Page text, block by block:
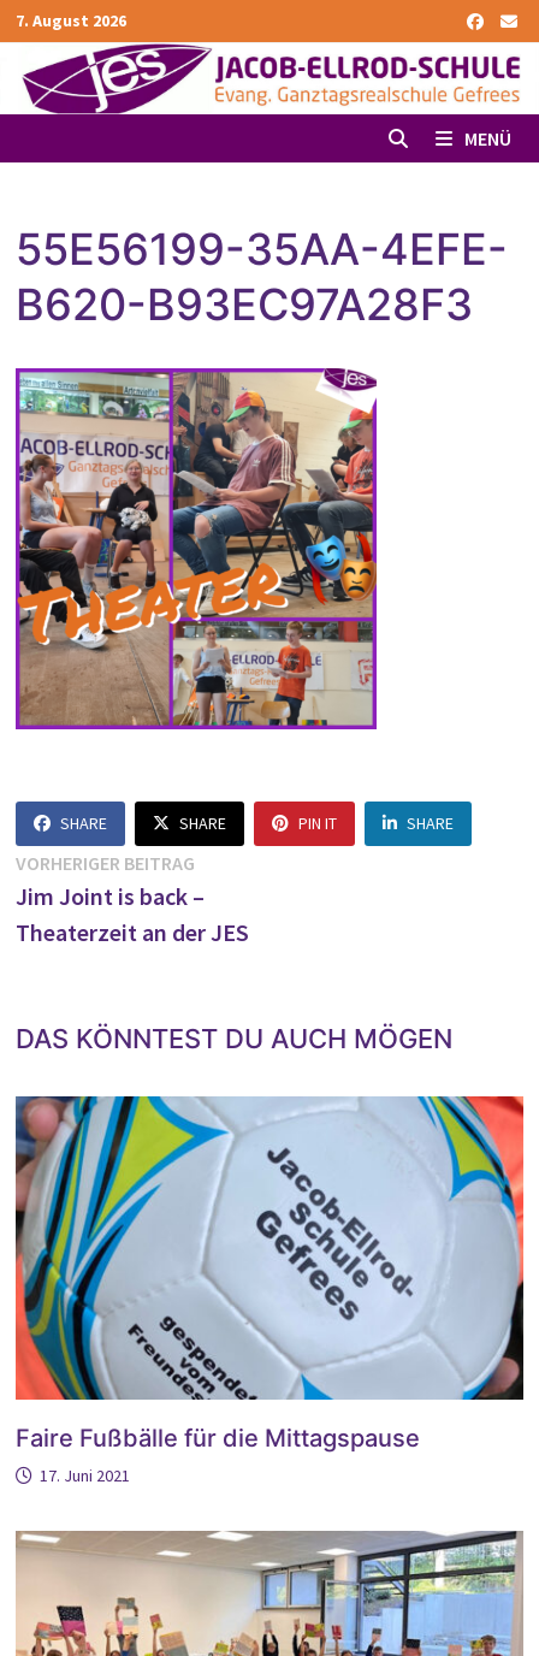
Zurück
zum
Inhalt
7. August 2026
MENÜ
55E56199-35AA-4EFE-
B620-B93EC97A28F3
SHARE SHARE PIN IT SHARE
Beitragsnavigation
VORHERIGER BEITRAGVorheriger
Beitrag:
Jim Joint is back –
Theaterzeit an der JES
DAS KÖNNTEST DU AUCH MÖGEN
Faire Fußbälle für die Mittagspause
17. Juni 2021